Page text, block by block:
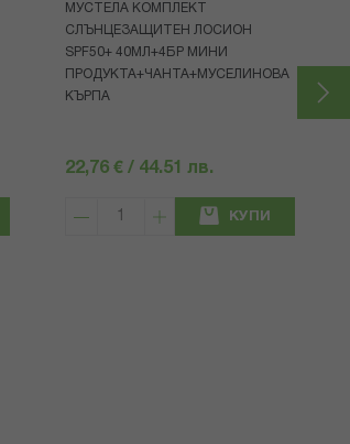
МУСТЕЛА КОМПЛЕКТ
СЛЪНЦЕЗАЩИТЕН ЛОСИОН
SPF50+ 40МЛ+4БР МИНИ
ПРОДУКТА+ЧАНТА+МУСЕЛИНОВА
КЪРПА
22,76 € / 44.51 лв.
КУПИ